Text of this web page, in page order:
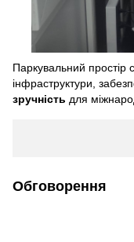
Паркувальний
інфраструктури,
зручність для
Обговорення